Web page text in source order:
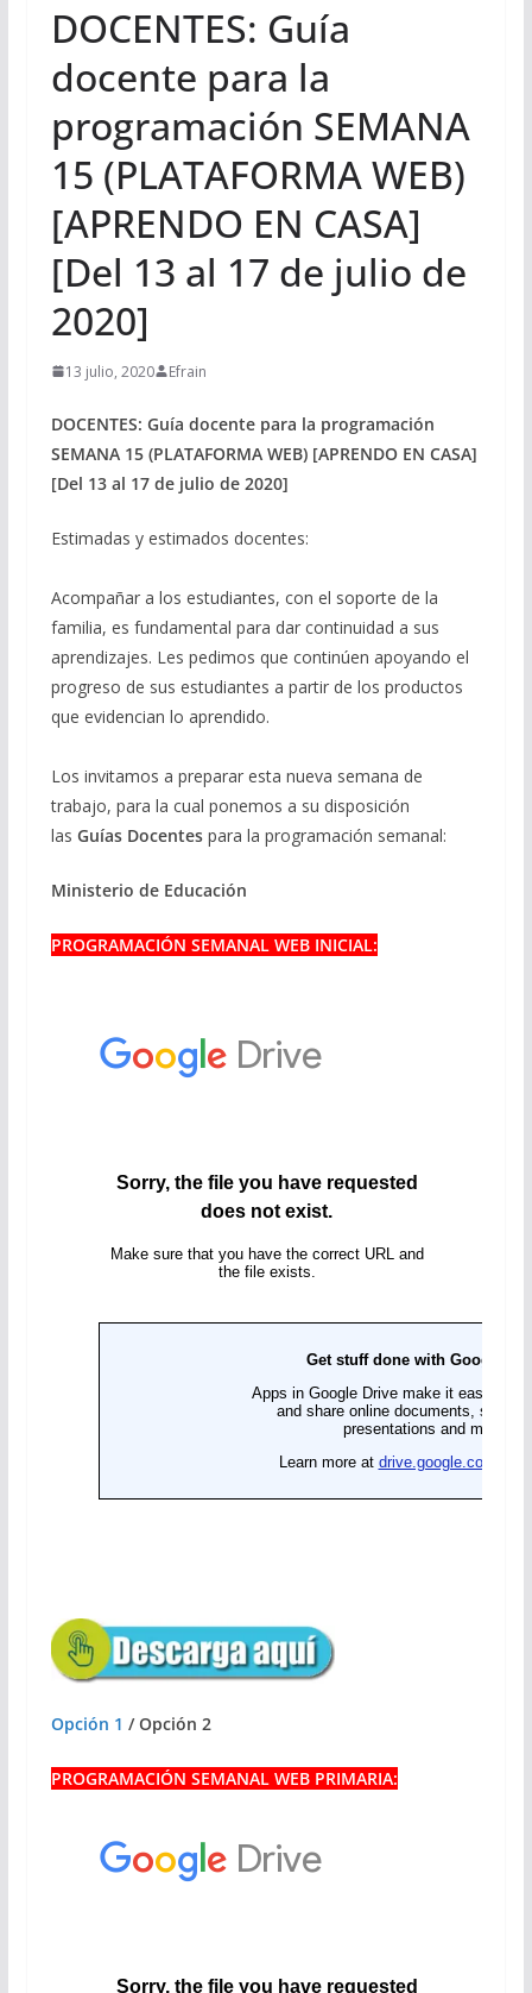
DOCENTES: Guía
docente para la
programación SEMANA
15 (PLATAFORMA WEB)
[APRENDO EN CASA]
[Del 13 al 17 de julio de
2020]
13 julio, 2020 Efrain
DOCENTES: Guía docente para la programación
SEMANA 15 (PLATAFORMA WEB) [APRENDO EN CASA]
[Del 13 al 17 de julio de 2020]
Estimadas y estimados docentes:
Acompañar a los estudiantes, con el soporte de la
familia, es fundamental para dar continuidad a sus
aprendizajes. Les pedimos que continúen apoyando el
progreso de sus estudiantes a partir de los productos
que evidencian lo aprendido.
Los invitamos a preparar esta nueva semana de
trabajo, para la cual ponemos a su disposición
las Guías Docentespara la programación semanal:
Ministerio de Educación
PROGRAMACIÓN SEMANAL WEB INICIAL:
Opción 1 / Opción 2
PROGRAMACIÓN SEMANAL WEB PRIMARIA: